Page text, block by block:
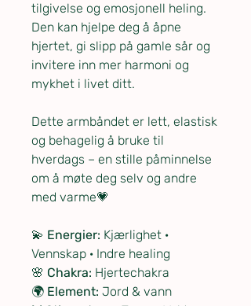
tilgivelse og emosjonell heling.
Den kan hjelpe deg å åpne
hjertet, gi slipp på gamle sår og
invitere inn mer harmoni og
mykhet i livet ditt.
Dette armbåndet er lett, elastisk
og behagelig å bruke til
hverdags – en stille påminnelse
om å møte deg selv og andre
med varme💗
💫 Energier: Kjærlighet ·
Vennskap · Indre healing
🌸 Chakra: Hjertechakra
🌍 Element: Jord & vann